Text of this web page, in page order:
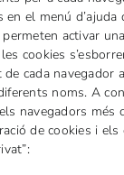
el menú d’ajuda
activar
cookies
cada navegador
noms. A
navegadors més
de cookies i